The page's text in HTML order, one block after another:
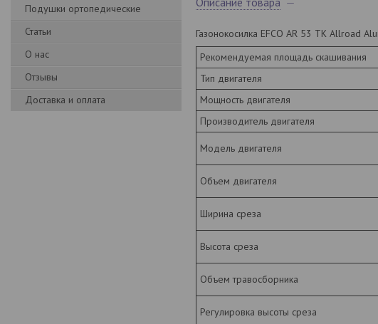
Подушки ортопедические
Статьи
О нас
Отзывы
Доставка и оплата
Газонокосилка EFCO AR 53 TK Allroad
Рекомендуемая площадь скашивания
Тип двигателя
Мощность двигателя
Производитель двигателя
Модель двигателя
Объем двигателя
Ширина среза
Высота среза
Объем травосборника
Регулировка высоты среза